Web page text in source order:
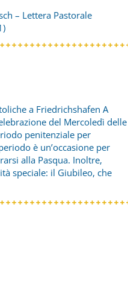
– Lettera Pastorale
a Friedrichshafen A
del Mercoledì delle
penitenziale per
è un’occasione per
alla Pasqua. Inoltre,
speciale: il Giubileo, che